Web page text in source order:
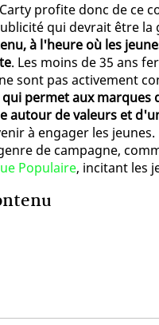
profite donc de ce
qui devrait être la
à l'heure où les
. Les moins de 35 ans
sont pas activement
permet aux
autour de valeurs et
à engager les
de campagne,
Populaire, incitant les